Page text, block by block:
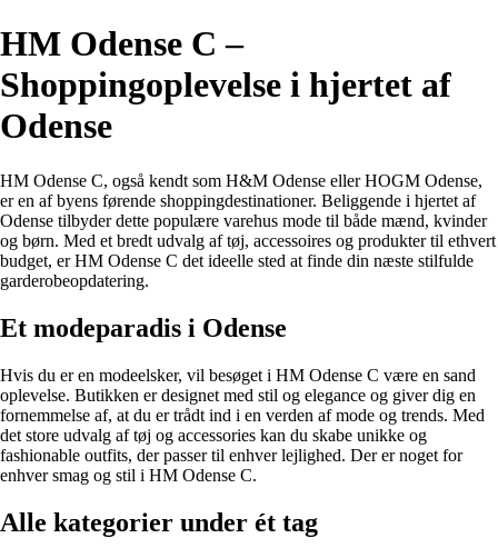
HM Odense C –
Shoppingoplevelse i hjertet af
Odense
HM Odense C, også kendt som H&M Odense eller HOGM Odense,
er en af ​​byens førende shoppingdestinationer. Beliggende i hjertet af
Odense tilbyder dette populære varehus mode til både mænd, kvinder
og børn. Med et bredt udvalg af tøj, accessoires og produkter til ethvert
budget, er HM Odense C det ideelle sted at finde din næste stilfulde
garderobeopdatering.
Et modeparadis i Odense
Hvis du er en modeelsker, vil besøget i HM Odense C være en sand
oplevelse. Butikken er designet med stil og elegance og giver dig en
fornemmelse af, at du er trådt ind i en verden af ​​mode og trends. Med
det store udvalg af tøj og accessories kan du skabe unikke og
fashionable outfits, der passer til enhver lejlighed. Der er noget for
enhver smag og stil i HM Odense C.
Alle kategorier under ét tag